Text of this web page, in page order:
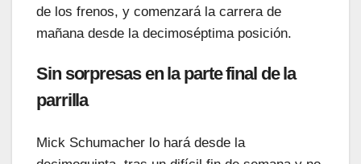
de los frenos, y comenzará la carrera de
mañana desde la decimoséptima posición.
Sin sorpresas en la parte final de la
parrilla
Mick Schumacher lo hará desde la